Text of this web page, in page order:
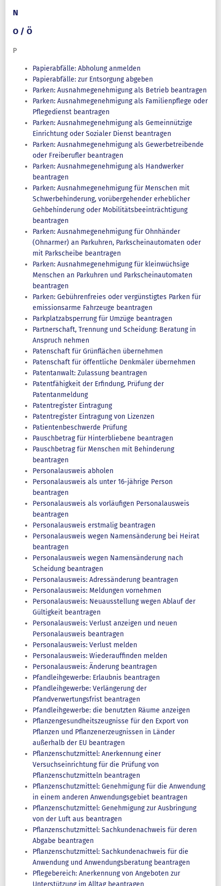
N
O / Ö
P
Papierabfälle: Abholung anmelden
Papierabfälle: zur Entsorgung abgeben
Parken: Ausnahmegenehmigung als Betrieb beantragen
Parken: Ausnahmegenehmigung als Familienpflege oder
Pflegedienst beantragen
Parken: Ausnahmegenehmigung als Gemeinnützige
Einrichtung oder Sozialer Dienst beantragen
Parken: Ausnahmegenehmigung als Gewerbetreibende
oder Freiberufler beantragen
Parken: Ausnahmegenehmigung als Handwerker
beantragen
Parken: Ausnahmegenehmigung für Menschen mit
Schwerbehinderung, vorübergehender erheblicher
Gehbehinderung oder Mobilitätsbeeinträchtigung
beantragen
Parken: Ausnahmegenehmigung für Ohnhänder
(Ohnarmer) an Parkuhren, Parkscheinautomaten oder
mit Parkscheibe beantragen
Parken: Ausnahmegenehmigung für kleinwüchsige
Menschen an Parkuhren und Parkscheinautomaten
beantragen
Parken: Gebührenfreies oder vergünstigtes Parken für
emissionsarme Fahrzeuge beantragen
Parkplatzabsperrung für Umzüge beantragen
Partnerschaft, Trennung und Scheidung: Beratung in
Anspruch nehmen
Patenschaft für Grünflächen übernehmen
Patenschaft für öffentliche Denkmäler übernehmen
Patentanwalt: Zulassung beantragen
Patentfähigkeit der Erfindung, Prüfung der
Patentanmeldung
Patentregister Eintragung
Patentregister Eintragung von Lizenzen
Patientenbeschwerde Prüfung
Pauschbetrag für Hinterbliebene beantragen
Pauschbetrag für Menschen mit Behinderung
beantragen
Personalausweis abholen
Personalausweis als unter 16-jährige Person
beantragen
Personalausweis als vorläufigen Personalausweis
beantragen
Personalausweis erstmalig beantragen
Personalausweis wegen Namensänderung bei Heirat
beantragen
Personalausweis wegen Namensänderung nach
Scheidung beantragen
Personalausweis: Adressänderung beantragen
Personalausweis: Meldungen vornehmen
Personalausweis: Neuausstellung wegen Ablauf der
Gültigkeit beantragen
Personalausweis: Verlust anzeigen und neuen
Personalausweis beantragen
Personalausweis: Verlust melden
Personalausweis: Wiederauffinden melden
Personalausweis: Änderung beantragen
Pfandleihgewerbe: Erlaubnis beantragen
Pfandleihgewerbe: Verlängerung der
Pfandverwertungsfrist beantragen
Pfandleihgewerbe: die benutzten Räume anzeigen
Pflanzengesundheitszeugnisse für den Export von
Pflanzen und Pflanzenerzeugnissen in Länder
außerhalb der EU beantragen
Pflanzenschutzmittel: Anerkennung einer
Versuchseinrichtung für die Prüfung von
Pflanzenschutzmitteln beantragen
Pflanzenschutzmittel: Genehmigung für die Anwendung
in einem anderen Anwendungsgebiet beantragen
Pflanzenschutzmittel: Genehmigung zur Ausbringung
von der Luft aus beantragen
Pflanzenschutzmittel: Sachkundenachweis für deren
Abgabe beantragen
Pflanzenschutzmittel: Sachkundenachweis für die
Anwendung und Anwendungsberatung beantragen
Pflegebereich: Anerkennung von Angeboten zur
Unterstützung im Alltag beantragen